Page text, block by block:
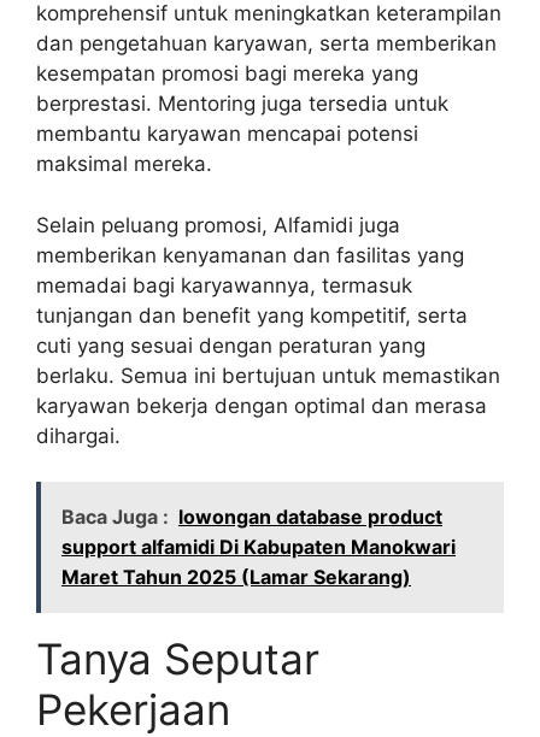
komprehensif untuk meningkatkan keterampilan
dan pengetahuan karyawan, serta memberikan
kesempatan promosi bagi mereka yang
berprestasi. Mentoring juga tersedia untuk
membantu karyawan mencapai potensi
maksimal mereka.
Selain peluang promosi, Alfamidi juga
memberikan kenyamanan dan fasilitas yang
memadai bagi karyawannya, termasuk
tunjangan dan benefit yang kompetitif, serta
cuti yang sesuai dengan peraturan yang
berlaku. Semua ini bertujuan untuk memastikan
karyawan bekerja dengan optimal dan merasa
dihargai.
Baca Juga : lowongan database product
support alfamidi Di Kabupaten Manokwari
Maret Tahun 2025 (Lamar Sekarang)
Tanya Seputar
Pekerjaan